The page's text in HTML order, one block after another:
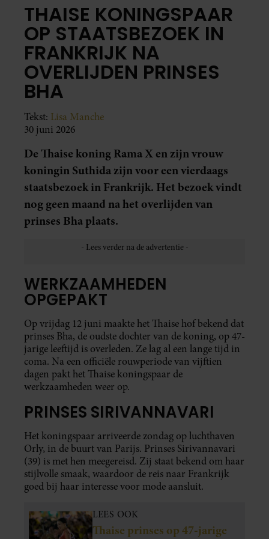
THAISE KONINGSPAAR
OP STAATSBEZOEK IN
FRANKRIJK NA
OVERLIJDEN PRINSES
BHA
Tekst: Lisa Manche
30 juni 2026
De Thaise koning Rama X en zijn vrouw
koningin Suthida zijn voor een vierdaags
staatsbezoek in Frankrijk. Het bezoek vindt
nog geen maand na het overlijden van
prinses Bha plaats.
WERKZAAMHEDEN
OPGEPAKT
Op vrijdag 12 juni maakte het Thaise hof bekend dat
prinses Bha, de oudste dochter van de koning, op 47-
jarige leeftijd is overleden. Ze lag al een lange tijd in
coma. Na een officiële rouwperiode van vijftien
dagen pakt het Thaise koningspaar de
werkzaamheden weer op.
PRINSES SIRIVANNAVARI
Het koningspaar arriveerde zondag op luchthaven
Orly, in de buurt van Parijs. Prinses Sirivannavari
(39) is met hen meegereisd. Zij staat bekend om haar
stijlvolle smaak, waardoor de reis naar Frankrijk
goed bij haar interesse voor mode aansluit.
LEES OOK
Thaise prinses op 47-jarige